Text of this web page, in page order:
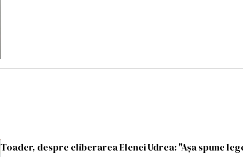
Toader, despre eliberarea Elenei Udrea: "Aşa spune